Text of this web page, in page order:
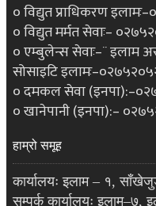
० विद्युत प्राधिकरण
० विद्युत मर्मत सेवाः–
० एम्बुलेन्स सेवाः–¨ इलाम
सोसाइटि
० दमकल सेवा
० खानेपानी (इनपा):–
हाम्रो समूह
कार्यालयः इलाम – १,
सम्पर्क कार्यालयः इलाम–७,